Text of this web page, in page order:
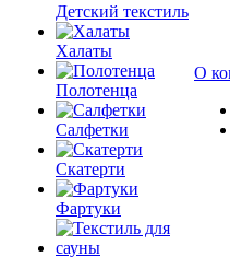
Детский текстиль
Халаты
Полотенца
Салфетки
Скатерти
Фартуки
О